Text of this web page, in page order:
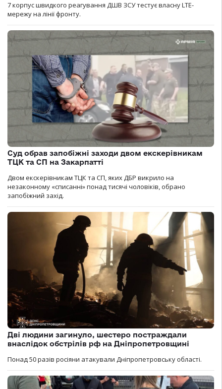
7 корпус швидкого реагування ДШВ ЗСУ тестує власну LTE-
мережу на лінії фронту.
Суд обрав запобіжні заходи двом екскерівникам
ТЦК та СП на Закарпатті
Двом екскерівникам ТЦК та СП, яких ДБР викрило на
незаконному «списанні» понад тисячі чоловіків, обрано
запобіжний захід.
Дві людини загинуло, шестеро постраждали
внаслідок обстрілів рф на Дніпропетровщині
Понад 50 разів росіяни атакували Дніпропетровську області.